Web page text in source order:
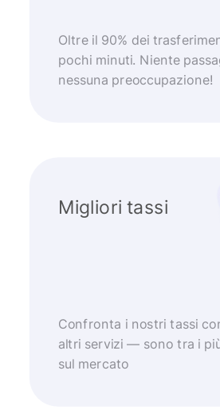
Oltre il 90% dei
pochi minuti. Niente
nessuna preoccupazione!
Migliori tassi
Confronta i nostri tassi
altri servizi — sono tra i
sul mercato